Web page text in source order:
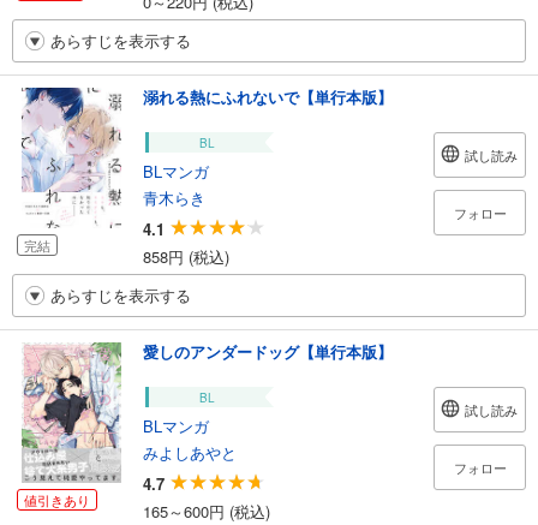
あらすじを表示する
完結
溺れる熱にふれないで【単行本版】
BL
BLマンガ
青木らき
4.1
858円 (税込)
試し読み
フォロー
あらすじを表示する
値引きあり
愛しのアンダードッグ【単行本版】
BL
BLマンガ
みよしあやと
4.7
165～600円 (税込)
試し読み
フォロー